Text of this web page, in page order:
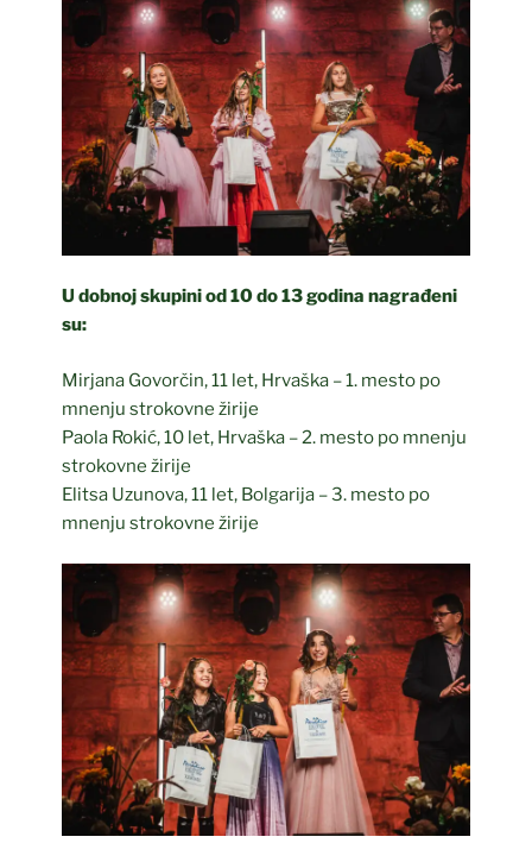
U dobnoj skupini od 10 do 13 godina nagrađeni
su:
Mirjana Govorčin, 11 let, Hrvaška – 1. mesto po
mnenju strokovne žirije
Paola Rokić, 10 let, Hrvaška – 2. mesto po mnenju
strokovne žirije
Elitsa Uzunova, 11 let, Bolgarija – 3. mesto po
mnenju strokovne žirije